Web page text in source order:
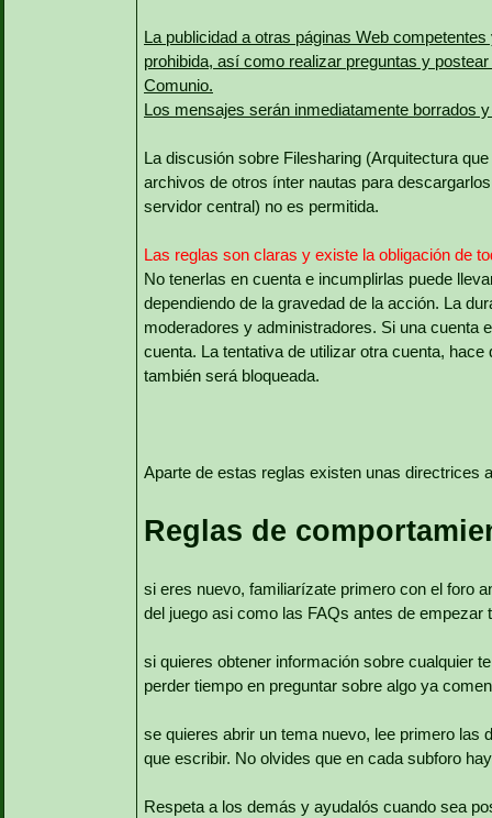
La publicidad a otras páginas Web
prohibida, así como realizar preguntas y
Comunio.
Los mensajes serán inmediatamente borrados
La discusión sobre Filesharing (Arquitectura
archivos de otros ínter nautas para
servidor central) no es permitida.
Las reglas son claras y existe la obligación de
No tenerlas en cuenta e incumplirlas puede
dependiendo de la gravedad de la acción. La
moderadores y administradores. Si una cuenta
cuenta. La tentativa de utilizar otra cuenta,
también será bloqueada.
Aparte de estas reglas existen unas directrices
Reglas de
si eres nuevo, familiarízate primero con el foro
del juego asi como las FAQs antes de empezar
si quieres obtener información sobre cualquier
perder tiempo en preguntar sobre algo ya
se quieres abrir un tema nuevo, lee primero las
que escribir. No olvides que en cada subforo
Respeta a los demás y ayudalós cuando sea